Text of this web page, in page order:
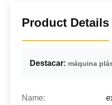
Product Details
Destacar: máquina
Name: